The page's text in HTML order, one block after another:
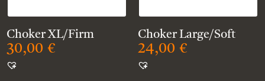
Choker XL/Firm
30,00€
Choker Large/Soft
24,00 €